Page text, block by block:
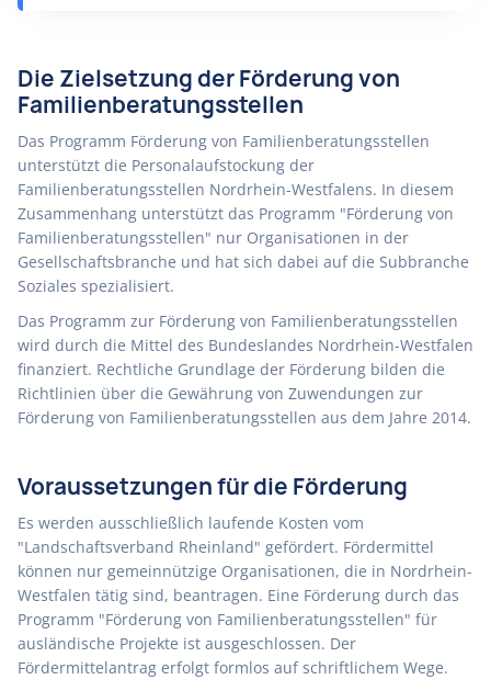
Die Zielsetzung der Förderung von
Familienberatungsstellen
Das Programm Förderung von Familienberatungsstellen
unterstützt die Personalaufstockung der
Familienberatungsstellen Nordrhein-Westfalens. In diesem
Zusammenhang unterstützt das Programm "Förderung von
Familienberatungsstellen" nur Organisationen in der
Gesellschaftsbranche und hat sich dabei auf die Subbranche
Soziales spezialisiert.
Das Programm zur Förderung von Familienberatungsstellen
wird durch die Mittel des Bundeslandes Nordrhein-Westfalen
finanziert. Rechtliche Grundlage der Förderung bilden die
Richtlinien über die Gewährung von Zuwendungen zur
Förderung von Familienberatungsstellen aus dem Jahre 2014.
Voraussetzungen für die Förderung
Es werden ausschließlich laufende Kosten vom
"Landschaftsverband Rheinland" gefördert. Fördermittel
können nur gemeinnützige Organisationen, die in Nordrhein-
Westfalen tätig sind, beantragen. Eine Förderung durch das
Programm "Förderung von Familienberatungsstellen" für
ausländische Projekte ist ausgeschlossen. Der
Fördermittelantrag erfolgt formlos auf schriftlichem Wege.